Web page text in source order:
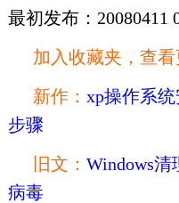
最初发布：20080411
加入收藏夹，查看
新作： xp操作系
步骤
旧文： Windows清
病毒